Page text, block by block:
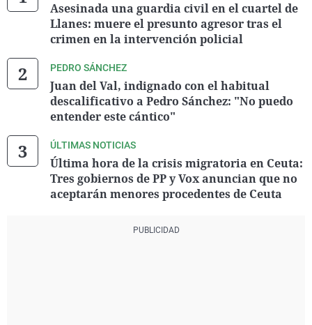
Asesinada una guardia civil en el cuartel de
Llanes: muere el presunto agresor tras el
crimen en la intervención policial
PEDRO SÁNCHEZ
Juan del Val, indignado con el habitual
descalificativo a Pedro Sánchez: "No puedo
entender este cántico"
ÚLTIMAS NOTICIAS
Última hora de la crisis migratoria en Ceuta:
Tres gobiernos de PP y Vox anuncian que no
aceptarán menores procedentes de Ceuta